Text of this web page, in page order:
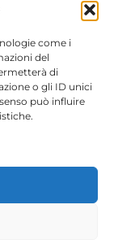
come i
del
di
o gli ID unici
può influire